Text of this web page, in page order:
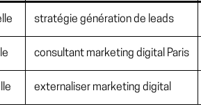
stratégie génération de leads
consultant marketing digital Paris
externaliser marketing digital